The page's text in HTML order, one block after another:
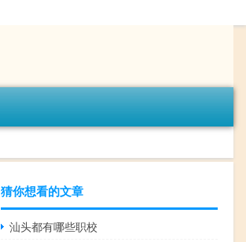
猜你想看的文章
汕头都有哪些职校